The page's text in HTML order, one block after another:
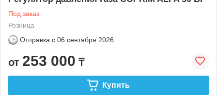
Под заказ
Розница
Отправка с 06 сентября 2026
от 253 000 ₸
Купить